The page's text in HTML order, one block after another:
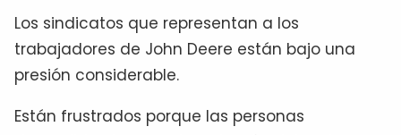
Los sindicatos que representan a los
trabajadores de John Deere están bajo una
presión considerable.
Están frustrados porque las personas